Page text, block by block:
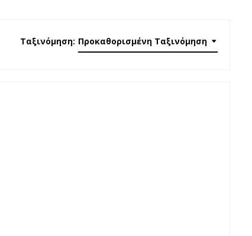
Ταξινόμηση: Προκαθορισμένη Ταξινόμηση